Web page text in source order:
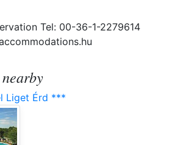
Tel: 00-36-1-2279614
Liget Érd ***